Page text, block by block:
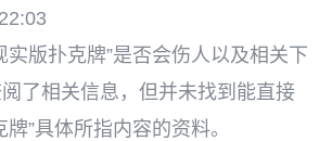
实版扑克牌”是否会伤人以及相关下
了相关信息，但并未找到能直接
”具体所指内容的资料。